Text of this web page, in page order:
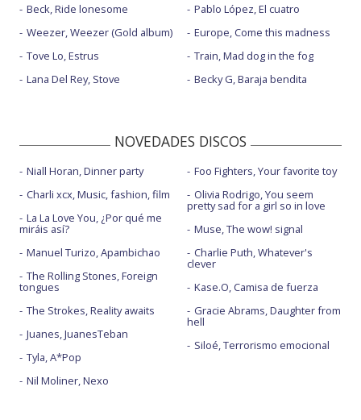
Beck, Ride lonesome
Weezer, Weezer (Gold album)
Tove Lo, Estrus
Lana Del Rey, Stove
Pablo López, El cuatro
Europe, Come this madness
Train, Mad dog in the fog
Becky G, Baraja bendita
NOVEDADES DISCOS
Niall Horan, Dinner party
Charli xcx, Music, fashion, film
La La Love You, ¿Por qué me
miráis así?
Manuel Turizo, Apambichao
The Rolling Stones, Foreign
tongues
The Strokes, Reality awaits
Juanes, JuanesTeban
Tyla, A*Pop
Nil Moliner, Nexo
Foo Fighters, Your favorite toy
Olivia Rodrigo, You seem
pretty sad for a girl so in love
Muse, The wow! signal
Charlie Puth, Whatever's
clever
Kase.O, Camisa de fuerza
Gracie Abrams, Daughter from
hell
Siloé, Terrorismo emocional